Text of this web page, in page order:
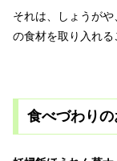
それは、しょうが
の食材を取り入れる
食べづわり